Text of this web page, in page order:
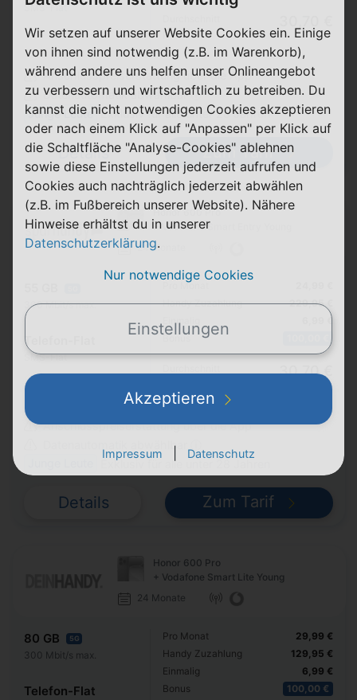
SMS-Flat
p. Monat
Anschlusspreiserstattung über die App
Datenautomatik abwählbar ⓘ
Junge Leute Exklusiv für alle unter 28 Jahren
Details Zum Tarif
Honor 600 Pro
+ Vodafone Smart Entry Young
24 Monate
300 Mbit/s max.
Telefon-Flat
SMS-Flat
Pro Monat
Handy Zuzahlung
Einmalig
Bonus
229,95 €
6,99 €
30,70 €
Anschlusspreiserstattung über die App
Datenautomatik abwählbar ⓘ
Exklusiv für alle unter 28 Jahren
Details Zum Tarif
Honor 600 Pro
+ Vodafone Smart Lite Young
24 Monate
80 GB 5G
300 Mbit/s max.
Telefon-Flat
Pro Monat
Handy Zuzahlung
Einmalig
Bonus
29,99 €
129,95 €
6,99 €
100,00 €
Wir setzen auf unserer Website Cookies ein. Einige
von ihnen sind notwendig (z.B. im Warenkorb),
während andere uns helfen unser Onlineangebot
zu verbessern und wirtschaftlich zu betreiben. Du
kannst die nicht notwendigen Cookies akzeptieren
oder nach einem Klick auf "Anpassen" per Klick auf
die Schaltfläche "Analyse-Cookies" ablehnen
sowie diese Einstellungen jederzeit aufrufen und
Cookies auch nachträglich jederzeit abwählen
(z.B. im Fußbereich unserer Website). Nähere
Hinweise erhältst du in unserer
Datenschutzerklärung.
Nur notwendige Cookies
Einstellungen
Akzeptieren
Impressum Datenschutz